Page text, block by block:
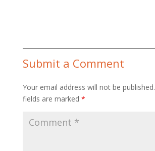
Submit a Comment
Your email address will not be published.
fields are marked *